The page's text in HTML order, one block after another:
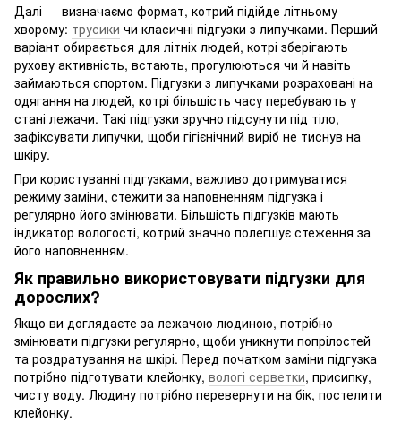
Далі — визначаємо формат, котрий підійде літньому
хворому: трусики чи класичні підгузки з липучками. Перший
варіант обирається для літніх людей, котрі зберігають
рухову активність, встають, прогулюються чи й навіть
займаються спортом. Підгузки з липучками розраховані на
одягання на людей, котрі більшість часу перебувають у
стані лежачи. Такі підгузки зручно підсунути під тіло,
зафіксувати липучки, щоби гігієнічний виріб не тиснув на
шкіру.
При користуванні підгузками, важливо дотримуватися
режиму заміни, стежити за наповненням підгузка і
регулярно його змінювати. Більшість підгузків мають
індикатор вологості, котрий значно полегшує стеження за
його наповненням.
Як правильно використовувати підгузки для
дорослих?
Якщо ви доглядаєте за лежачою людиною, потрібно
змінювати підгузки регулярно, щоби уникнути попрілостей
та роздратування на шкірі. Перед початком заміни підгузка
потрібно підготувати клейонку, вологі серветки, присипку,
чисту воду. Людину потрібно перевернути на бік, постелити
клейонку.